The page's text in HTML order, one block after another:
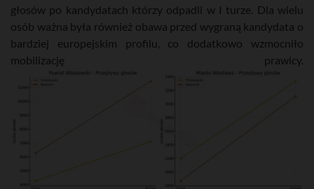
głosów po kandydatach którzy odpadli w I turze. Dla wielu
osób ważna była również obawa przed wygraną kandydata o
bardziej europejskim profilu, co dodatkowo wzmocniło
mobilizację prawicy.